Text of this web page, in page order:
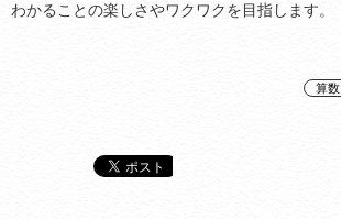
わかることの楽しさやワクワクを目指します。
算数